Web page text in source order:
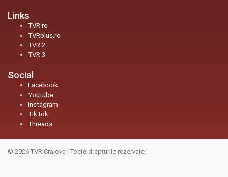
Links
TVR.ro
TVRplus.ro
TVR 2
TVR 3
Social
Facebook
Youtube
Instagram
TikTok
Threads
© 2026 TVR Craiova | Toate drepturile rezervate.